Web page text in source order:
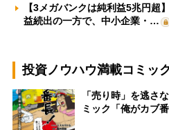
【3メガバンクは純利益5兆円超
益続出の一方で、中小企業・…
投資ノウハウ満載コミッ
「売り時」を逃さ
ミック「俺がカブ